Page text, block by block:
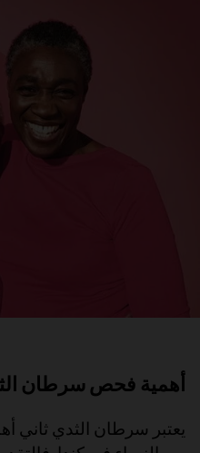
أهمية فحص سرطان
يعتبر سرطان الثدي ثاني